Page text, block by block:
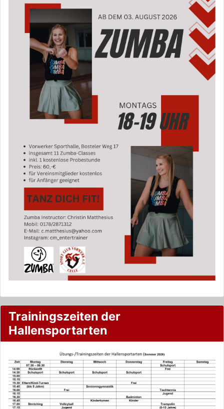
Trainingszeiten der
Hallensportarten